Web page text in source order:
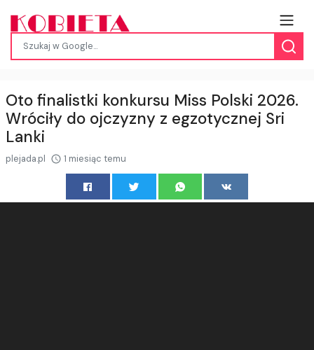
Oto finalistki konkursu Miss Polski 2026.
Wróciły do ojczyzny z egzotycznej Sri
Lanki
plejada.pl 1 miesiąc temu